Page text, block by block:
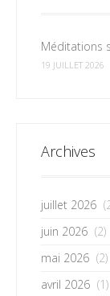
Méditations
19 JUILLET 2026
Archives
juillet 2026
juin 2026 (2)
mai 2026 (2)
avril 2026 (1)